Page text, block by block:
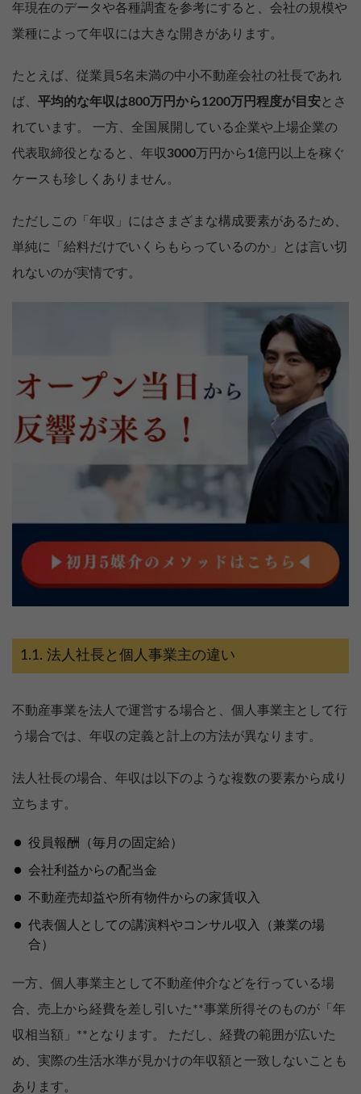
年現在のデータや各種調査を参考にすると、会社の規模や
業種によって年収には大きな開きがあります。
たとえば、従業員5名未満の中小不動産会社の社長であれ
ば、 平均的な年収は800万円から1200万円程度が目安とさ
れています。 一方、全国展開している企業や上場企業の
代表取締役となると、年収 3000万円から1億円以上を稼ぐ
ケースも珍しくありません。
ただしこの「年収」にはさまざまな構成要素があるため、
単純に「給料だけでいくらもらっているのか」とは言い切
れないのが実情です。
法人社長と個人事業主の違い
不動産事業を法人で運営する場合と、個人事業主として行
う場合では、年収の定義と計上の方法が異なります。
法人社長の場合、年収は以下のような複数の要素から成り
立ちます。
役員報酬（毎月の固定給）
会社利益からの配当金
不動産売却益や所有物件からの家賃収入
代表個人としての講演料やコンサル収入（兼業の場
合）
一方、個人事業主として不動産仲介などを行っている場
合、売上から経費を差し引いた**事業所得そのものが「年
収相当額」**となります。 ただし、経費の範囲が広いた
め、実際の生活水準が見かけの年収額と一致しないことも
あります。